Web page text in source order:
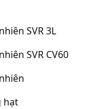
SVR 3L
SVR CV60
hạt